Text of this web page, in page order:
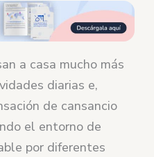
a casa mucho más
diarias e,
de cansancio
el entorno de
por diferentes